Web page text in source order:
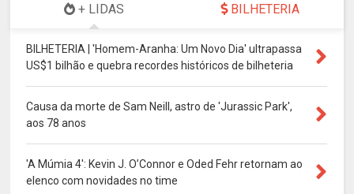
+ LIDAS BILHETERIA
BILHETERIA | 'Homem-Aranha: Um Novo Dia' ultrapassa
US$1 bilhão e quebra recordes históricos de bilheteria
Causa da morte de Sam Neill, astro de 'Jurassic Park',
aos 78 anos
'A Múmia 4': Kevin J. O’Connor e Oded Fehr retornam ao
elenco com novidades no time